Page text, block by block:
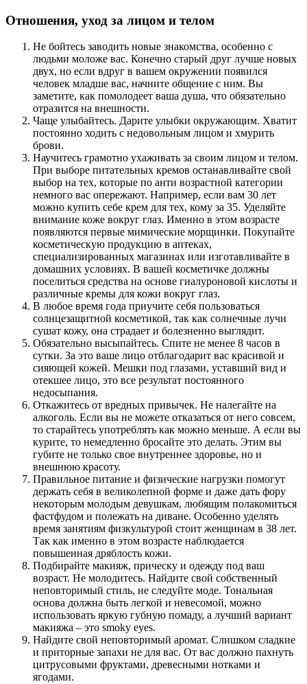
Отношения, уход за лицом и телом
Не бойтесь заводить новые знакомства, особенно с
людьми моложе вас. Конечно старый друг лучше новых
двух, но если вдруг в вашем окружении появился
человек младше вас, начните общение с ним. Вы
заметите, как помолодеет ваша душа, что обязательно
отразится на внешности.
Чаще улыбайтесь. Дарите улыбки окружающим. Хватит
постоянно ходить с недовольным лицом и хмурить
брови.
Научитесь грамотно ухаживать за своим лицом и телом.
При выборе питательных кремов останавливайте свой
выбор на тех, которые по анти возрастной категории
немного вас опережают. Например, если вам 30 лет
можно купить себе крем для тех, кому за 35. Уделяйте
внимание коже вокруг глаз. Именно в этом возрасте
появляются первые мимические морщинки. Покупайте
косметическую продукцию в аптеках,
специализированных магазинах или изготавливайте в
домашних условиях. В вашей косметичке должны
поселиться средства на основе гиалуроновой кислоты и
различные кремы для кожи вокруг глаз.
В любое время года приучите себя пользоваться
солнцезащитной косметикой, так как солнечные лучи
сушат кожу, она страдает и болезненно выглядит.
Обязательно высыпайтесь. Спите не менее 8 часов в
сутки. За это ваше лицо отблагодарит вас красивой и
сияющей кожей. Мешки под глазами, уставший вид и
отекшее лицо, это все результат постоянного
недосыпания.
Откажитесь от вредных привычек. Не налегайте на
алкоголь. Если вы не можете отказаться от него совсем,
то старайтесь употреблять как можно меньше. А если вы
курите, то немедленно бросайте это делать. Этим вы
губите не только свое внутреннее здоровье, но и
внешнюю красоту.
Правильное питание и физические нагрузки помогут
держать себя в великолепной форме и даже дать фору
некоторым молодым девушкам, любящим полакомиться
фастфудом и полежать на диване. Особенно уделять
время занятиям физкультурой стоит женщинам в 38 лет.
Так как именно в этом возрасте наблюдается
повышенная дряблость кожи.
Подбирайте макияж, прическу и одежду под ваш
возраст. Не молодитесь. Найдите свой собственный
неповторимый стиль, не следуйте моде. Тональная
основа должна быть легкой и невесомой, можно
использовать яркую губную помаду, а лучший вариант
макияжа – это smoky eyes.
Найдите свой неповторимый аромат. Слишком сладкие
и приторные запахи не для вас. От вас должно пахнуть
цитрусовыми фруктами, древесными нотками и
ягодами.